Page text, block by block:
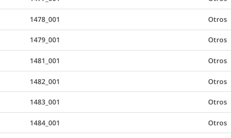
1478_001 Otros
1479_001 Otros
1481_001 Otros
1482_001 Otros
1483_001 Otros
1484_001 Otros